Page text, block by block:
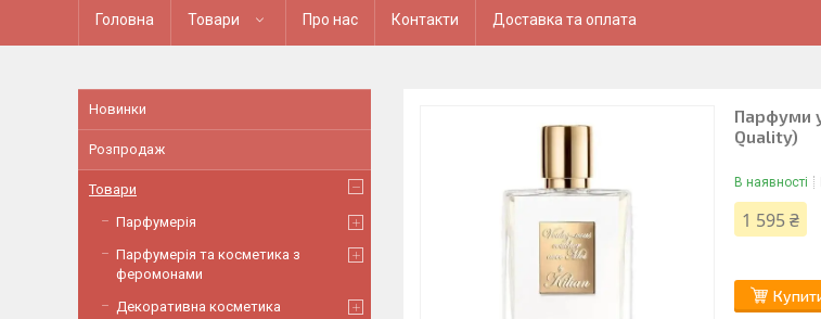
Головна Товари Про нас Контакти Доставка та оплата
Парфуми
Quality)
В наявності
1 595 ₴
Новинки
Розпродаж
Товари
Парфумерія
Парфумерія та косметика з
феромонами
Декоративна косметика